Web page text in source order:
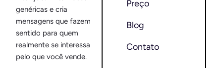
genéricas e cria
mensagens que fazem
sentido para quem
realmente se interessa
pelo que você vende.
Preço
Blog
Contato